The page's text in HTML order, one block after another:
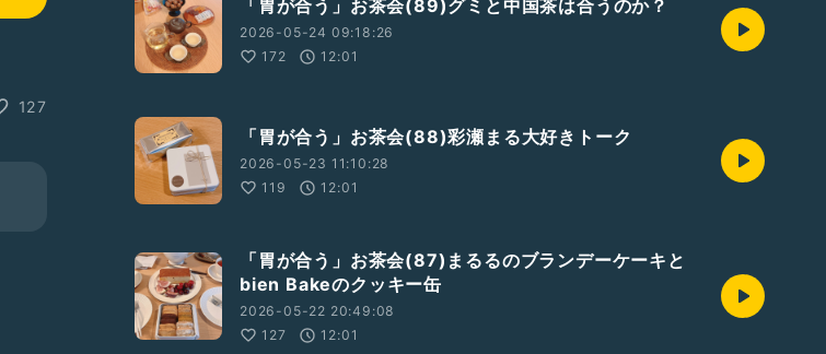
127
「胃が合う」お茶会(89)グミと中国茶は合うのか？
2026-05-24 09:18:26
172
12:01
「胃が合う」お茶会(88)彩瀬まる大好きトーク
2026-05-23 11:10:28
119
12:01
「胃が合う」お茶会(87)まるるのブランデーケーキと
bien Bakeのクッキー缶
2026-05-22 20:49:08
127
12:01